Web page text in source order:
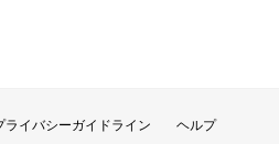
ンプ
ライバシーガイドライン ヘルプ